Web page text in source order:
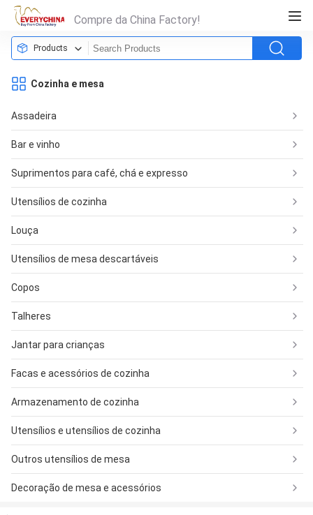
Compre da China Factory!
Products
Cozinha e mesa
Assadeira
Bar e vinho
Suprimentos para café, chá e expresso
Utensílios de cozinha
Louça
Utensílios de mesa descartáveis
Copos
Talheres
Jantar para crianças
Facas e acessórios de cozinha
Armazenamento de cozinha
Utensílios e utensílios de cozinha
Outros utensílios de mesa
Decoração de mesa e acessórios